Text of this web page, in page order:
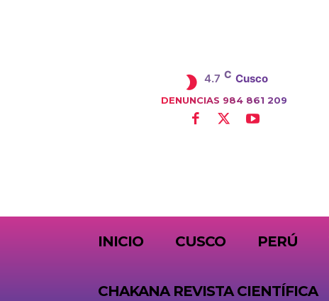
4.7 C Cusco
DENUNCIAS 984 861 209
INICIO CUSCO PERÚ
CHAKANA REVISTA CIENTÍFICA